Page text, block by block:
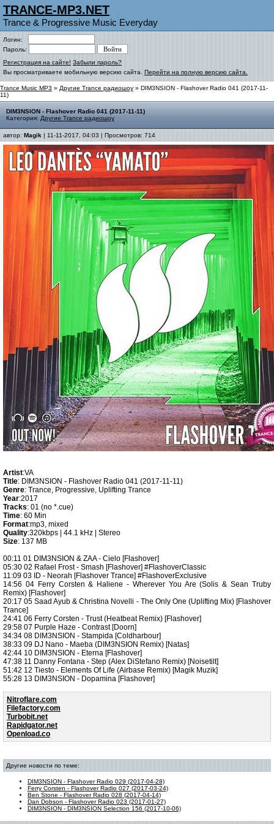
TRANCE-MP3.NET
Trance & Progressive Music Everyday
Логин:
Пароль:
Регистрация на сайте! Забыли пароль?
Вы просматриваете мобильную версию сайта. Перейти на полную версию сайта.
Trance Music MP3 » Другие Trance радиошоу » DIM3NSION - Flashover Radio 041 (2017-11-
11)
DIM3NSION - Flashover Radio 041 (2017-11-11)
Категория: Другие Trance радиошоу
автор: Magik | 11-11-2017, 04:03 | Просмотров: 714
Artist:VA
Title: DIM3NSION - Flashover Radio 041 (2017-11-11)
Genre: Trance, Progressive, Uplifting Trance
Year:2017
Tracks: 01 (no *.cue)
Time: 60 Min
Format:mp3, mixed
Quality:320kbps | 44.1 kHz | Stereo
Size: 137 MB
00:11 01 DIM3NSION & ZAA - Cielo [Flashover]
05:30 02 Rafael Frost - Smash [Flashover] #FlashoverClassic
11:09 03 ID - Neorah [Flashover Trance] #FlashoverExclusive
14:56 04 Ferry Corsten & Haliene - Wherever You Are (Solis & Sean Truby
Remix) [Flashover]
20:17 05 Saad Ayub & Christina Novelli - The Only One (Uplifting Mix) [Flashover
Trance]
24:41 06 Ferry Corsten - Trust (Heatbeat Remix) [Flashover]
29:58 07 Purple Haze - Contrast [Doorn]
34:34 08 DIM3NSION - Stampida [Coldharbour]
38:33 09 DJ Nano - Maeba (DIM3NSION Remix) [Natas]
42:44 10 DIM3NSION - Eterna [Flashover]
47:38 11 Danny Fontana - Step (Alex DiStefano Remix) [Noisetilt]
51:42 12 Tiesto - Elements Of Life (Airbase Remix) [Magik Muzik]
55:28 13 DIM3NSION - Dopamina [Flashover]
Nitroflare.com
Filefactory.com
Turbobit.net
Rapidgator.net
Openload.co
Другие новости по теме:
DIM3NSION - Flashover Radio 029 (2017-04-28)
Ferry Corsten - Flashover Radio 027 (2017-03-24)
Ben Stone - Flashover Radio 028 (2017-04-14)
Dan Dobson - Flashover Radio 023 (2017-01-27)
DIM3NSION - DIM3NSION Selection 156 (2017-10-06)